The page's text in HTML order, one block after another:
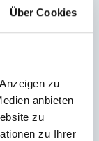
Über Cookies
zu
anbieten
zu
zu Ihrer